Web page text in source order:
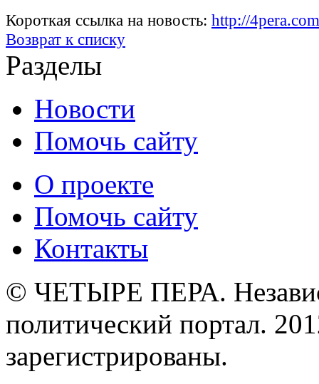
Короткая ссылка на новость: http://
Возврат к списку
Разделы
Новости
Помочь сайту
О проекте
Помочь сайту
Контакты
© ЧЕТЫРЕ ПЕРА.
политический портал.
зарегистрированы.